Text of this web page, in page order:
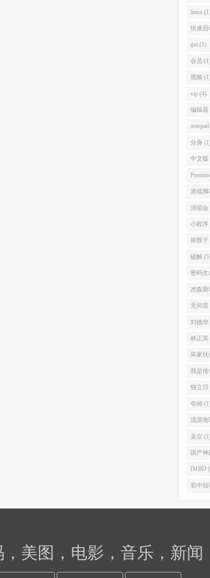
linux
快速启
gui (1)
会员
视频
vip (4)
编辑器
分身
中文版
游戏脚
演唱会
小程序
摇骰子
破解
密码生
杰森斯
无间道
刘德华
林正英
坏家伙
我是传
独立日
夺帅
流浪地
吴京
国产神
IMBD
初中知
美图，电影，音乐，新闻